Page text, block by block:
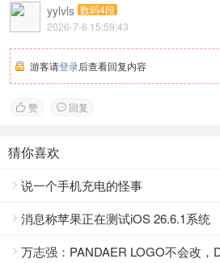
yylvls 数码4段
2026-7-6 15:59:43
游客请登录后查看回复内容
 赞  回复
猜你喜欢
 说一个手机充电的怪事
 消息称苹果正在测试iOS 26.6.1系统
 万志强：PANDAER LOGO不会改，